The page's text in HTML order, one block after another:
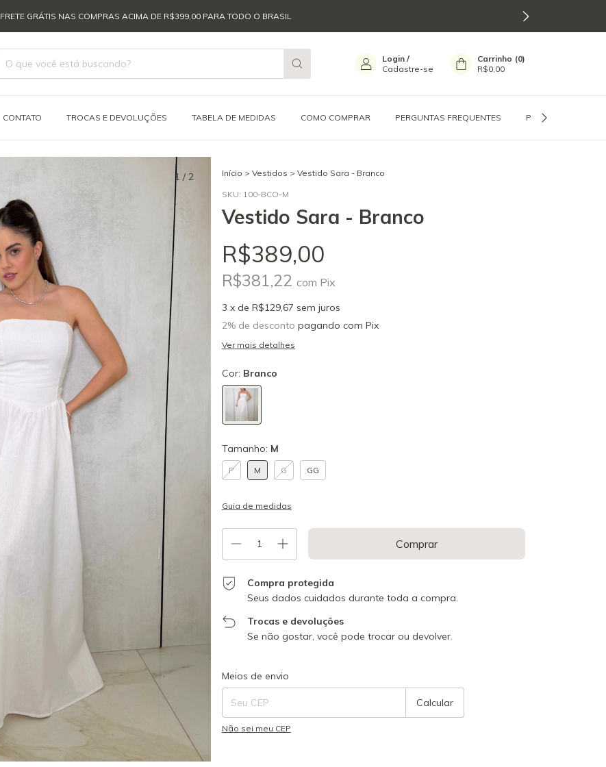
FRETE GRÁTIS NAS COMPRAS ACIMA DE R$399,00 PARA TODO O BRASIL
Login /
Cadastre-se
Carrinho (0)
R$0,00
CONTATO TROCAS E DEVOLUÇÕES TABELA DE MEDIDAS COMO COMPRAR PERGUNTAS FREQUENTES POLÍTICA DE
1 /2 Início > Vestidos > Vestido Sara - Branco
SKU: 100-BCO-M
Vestido Sara - Branco
R$389,00
R$381,22 com Pix
3 x de R$129,67 sem juros
2% de desconto pagando com Pix
Ver mais detalhes
Cor: Branco
Tamanho: M
P M G GG
Guia de medidas
Compra protegida
Seus dados cuidados durante toda a compra.
Trocas e devoluções
Se não gostar, você pode trocar ou devolver.
Entregas para o CEP:
Meios de envio
Calcular
Não sei meu CEP